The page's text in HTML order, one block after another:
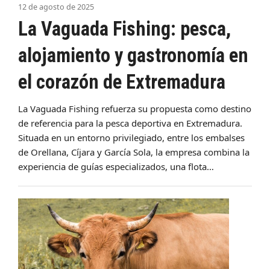
12 de agosto de 2025
La Vaguada Fishing: pesca,
alojamiento y gastronomía en
el corazón de Extremadura
La Vaguada Fishing refuerza su propuesta como destino
de referencia para la pesca deportiva en Extremadura.
Situada en un entorno privilegiado, entre los embalses
de Orellana, Cíjara y García Sola, la empresa combina la
experiencia de guías especializados, una flota…